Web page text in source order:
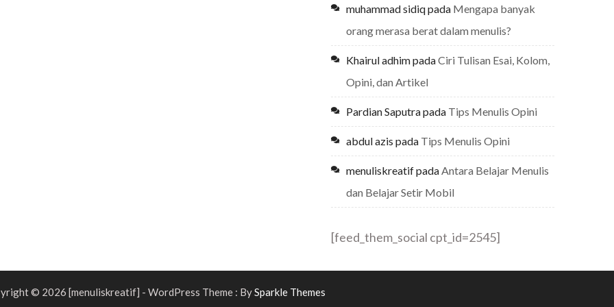
muhammad sidiqpada Mengapa banyak
orang merasa berat dalam menulis?
Khairul adhimpadaCiri Tulisan Esai, Kolom,
Opini, dan Artikel
Pardian Saputrapada Tips Menulis Opini
abdul azis pada Tips Menulis Opini
menuliskreatifpadaAntara Belajar Menulis
dan Belajar Setir Mobil
[feed_them_social cpt_id=2545]
© 2026 [menuliskreatif] - WordPress Theme : BySparkle Themes